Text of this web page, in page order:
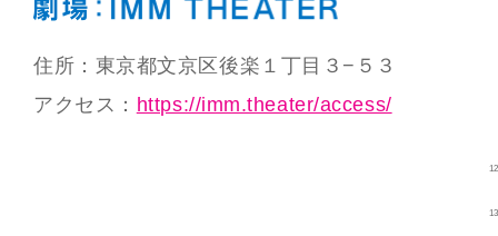
住所：東京都文京区後楽１丁目３−５３
アクセス： https://imm.theater/access/